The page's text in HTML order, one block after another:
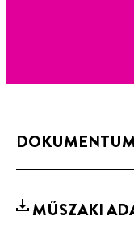
MŰSZAKI